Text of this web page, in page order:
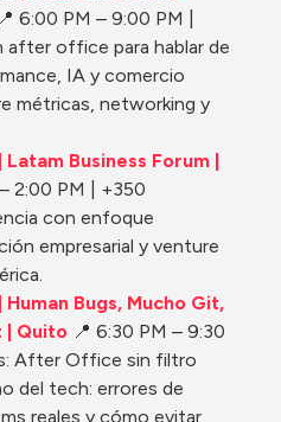
📍 6:00 PM – 9:00 PM |
after office para hablar de
IA y comercio
métricas, networking y
Business Forum |
2:00 PM | +350
con enfoque
empresarial y venture
Bugs, Mucho Git,
| Quito 📍 6:30 PM – 9:30
After Office sin filtro
del tech: errores de
reales y cómo evitar